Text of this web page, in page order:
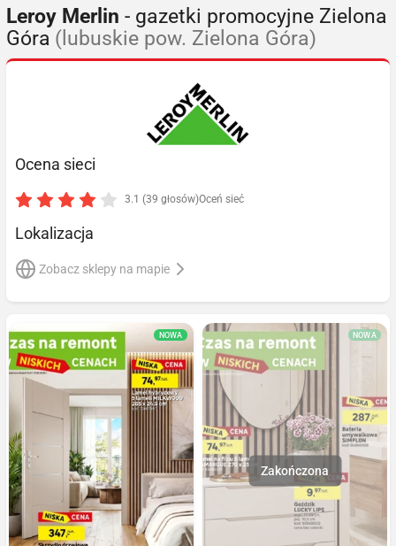
Leroy Merlin - gazetki promocyjne Zielona
Góra (lubuskie pow. Zielona Góra)
Ocena sieci
3.1 (39 głosów)Oceń sieć
Lokalizacja
Zobacz sklepy na mapie
NOWA NOWA